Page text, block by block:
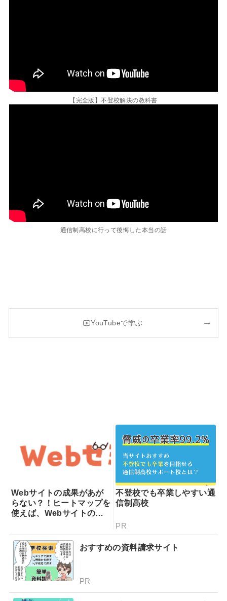
【完全版】不登校解決の教科書
通信制高校に行って後悔した本当の話
YouTubeで学ぶ
Webサイトの成果があが
らない？！ヒートマップを
使えば、Webサイトの課
プでできることを専門家が
分かりやすく解説！
不登校でも卒業しやすい通
信制高校
PR
おすすめの資料請求サイト
PR